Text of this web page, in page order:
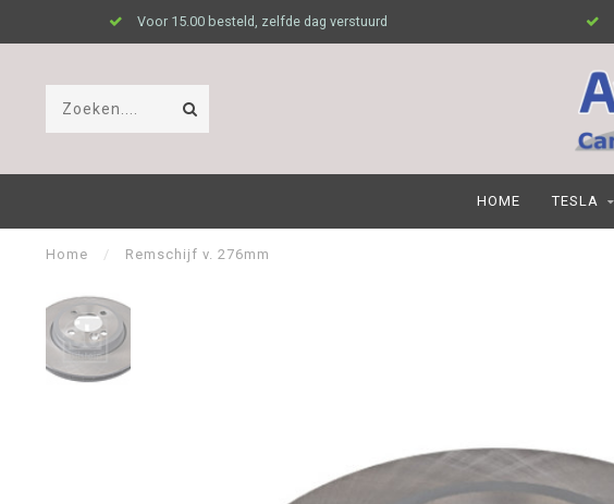
Voor 15.00 besteld, zelfde dag verstuurd
HOME TESLA
Home / Remschijf v. 276mm